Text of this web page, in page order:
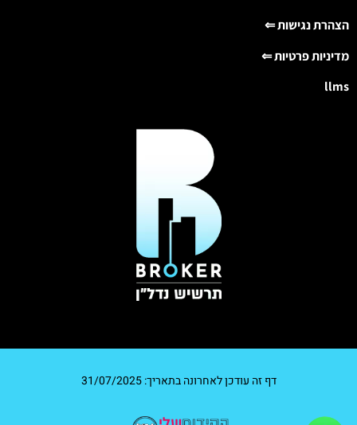
הצהרת נגישות ⇐
מדיניות פרטיות ⇐
llms
דף זה עודכן לאחרונה בתאריך: 31/07/2025